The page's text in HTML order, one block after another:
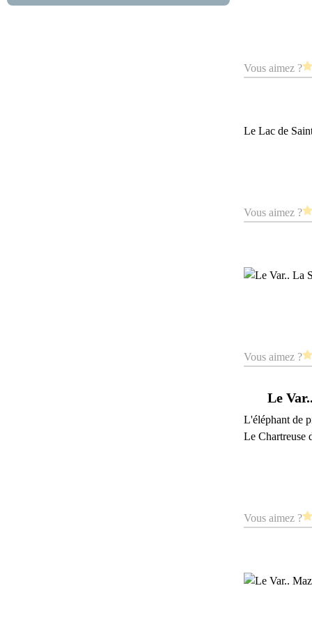
Vous aimez ?
Le Lac de
Vous aimez ?
Vous aimez ?
Le
L'éléphant de
Le Chartreuse
Vous aimez ?